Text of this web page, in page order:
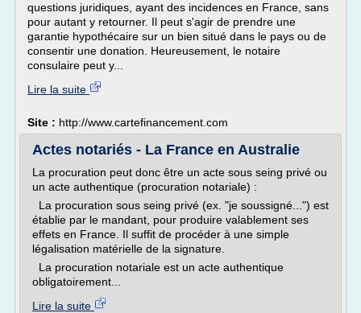
questions juridiques, ayant des incidences en France, sans
pour autant y retourner. Il peut s'agir de prendre une
garantie hypothécaire sur un bien situé dans le pays ou de
consentir une donation. Heureusement, le notaire
consulaire peut y...
Lire la suite
Site : http://www.cartefinancement.com
Actes notariés - La France en Australie
La procuration peut donc être un acte sous seing privé ou
un acte authentique (procuration notariale) :
La procuration sous seing privé (ex. "je soussigné...") est
établie par le mandant, pour produire valablement ses
effets en France. Il suffit de procéder à une simple
légalisation matérielle de la signature.
La procuration notariale est un acte authentique
obligatoirement...
Lire la suite